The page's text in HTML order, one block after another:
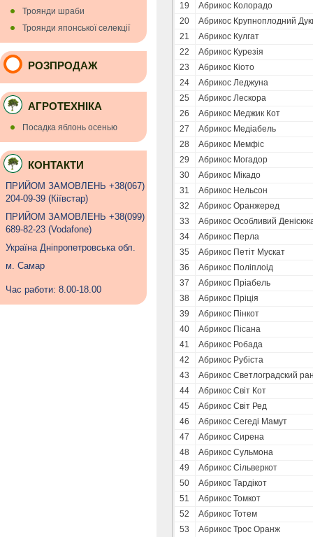
19
Абрикос Колорадо
20
Абрикос Крупноплодний
21
Абрикос Кулгат
22
Абрикос Курезія
23
Абрикос Кіото
24
Абрикос Леджуна
25
Абрикос Лескора
26
Абрикос Меджик Кот
27
Абрикос Медіабель
28
Абрикос Мемфіс
29
Абрикос Могадор
30
Абрикос Мікадо
31
Абрикос Нельсон
32
Абрикос Оранжеред
33
Абрикос Особливий
34
Абрикос Перла
35
Абрикос Петіт Мускат
36
Абрикос Поліплоід
37
Абрикос Пріабель
38
Абрикос Пріція
39
Абрикос Пінкот
40
Абрикос Пісана
41
Абрикос Робада
42
Абрикос Рубіста
43
Абрикос Светлоградский
44
Абрикос Світ Кот
45
Абрикос Світ Ред
46
Абрикос Сегеді Мамут
47
Абрикос Сирена
48
Абрикос Сульмона
49
Абрикос Сільверкот
50
Абрикос Тардікот
51
Абрикос Томкот
52
Абрикос Тотем
53
Абрикос Трос Оранж
Троянди шраби
Троянди японської селекції
РОЗПРОДАЖ
АГРОТЕХНІКА
Посадка яблонь осенью
КОНТАКТИ
ПРИЙОМ ЗАМОВЛЕНЬ +38(067)
204-09-39 (Кiївстар)
ПРИЙОМ ЗАМОВЛЕНЬ +38(099)
689-82-23 (Vodafone)
Україна Дніпропетровська обл.
м. Самар
Час работи: 8.00-18.00